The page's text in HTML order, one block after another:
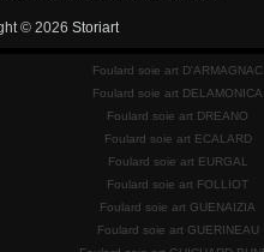
© 2026 Storiart
Foulard soie art D'ARMAGNAC
Foulard soie art DELAMONICA
Foulard soie art DREANO
Foulard soie art ECALARD
Foulard soie art EURGAL
Foulard soie art FOLLIOT
Foulard soie art GUENAIZIA
Foulard soie art GUERINEAU